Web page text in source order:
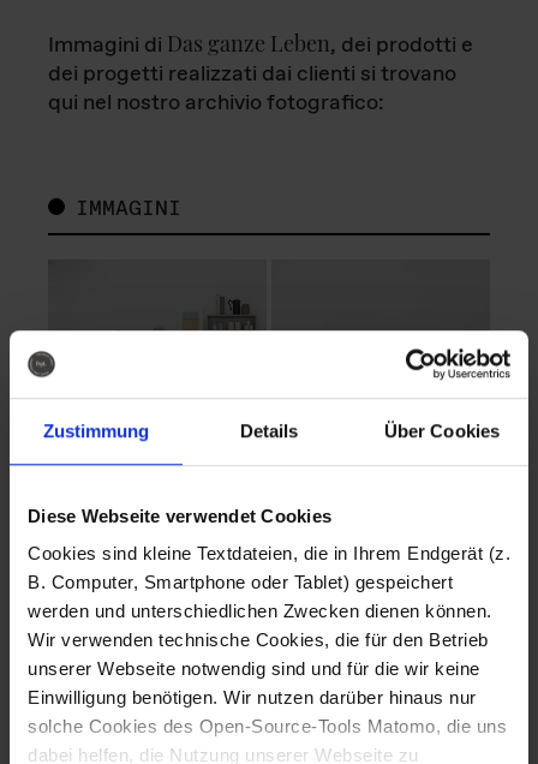
Zustimmung Details Über Cookies
Diese Webseite verwendet Cookies
Cookies sind kleine Textdateien, die in Ihrem Endgerät (z.
B. Computer, Smartphone oder Tablet) gespeichert
werden und unterschiedlichen Zwecken dienen können.
Wir verwenden technische Cookies, die für den Betrieb
unserer Webseite notwendig sind und für die wir keine
Einwilligung benötigen. Wir nutzen darüber hinaus nur
solche Cookies des Open-Source-Tools Matomo, die uns
dabei helfen, die Nutzung unserer Webseite zu
Immagini di Das ganze Leben, dei prodotti e
dei progetti realizzati dai clienti si trovano
qui nel nostro archivio fotografico:
IMMAGINI
Fotografo: Lorenz
Sternbach
Download
Fotografo: Lorenz
Sternbach
Download